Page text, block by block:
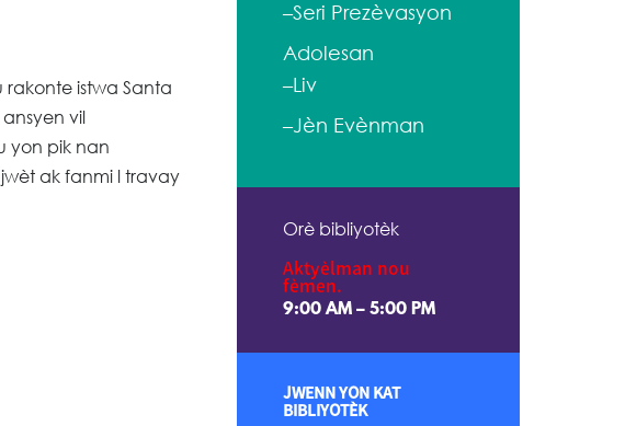
rakonte istwa Santa
vil
yon pik nan
ak fanmi l travay
–Seri Prezèvasyon
Adolesan
–Liv
–Jèn Evènman
Orè bibliyotèk
Aktyèlman nou
fèmen.
9:00 AM – 5:00 PM
JWENN YON KAT
BIBLIYOTÈK